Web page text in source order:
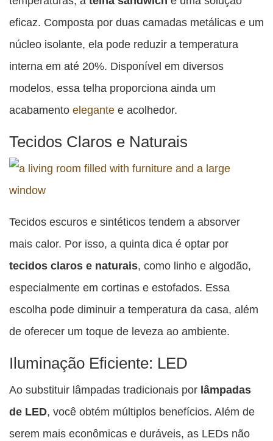
eficaz. Composta por duas camadas metálicas e um
núcleo isolante, ela pode reduzir a temperatura
interna em até 20%. Disponível em diversos
modelos, essa telha proporciona ainda um
acabamento elegante e acolhedor.
Tecidos Claros e Naturais
Tecidos escuros e sintéticos tendem a absorver
mais calor. Por isso, a quinta dica é optar por
tecidos claros e naturais, como linho e algodão,
especialmente em cortinas e estofados. Essa
escolha pode diminuir a temperatura da casa, além
de oferecer um toque de leveza ao ambiente.
Iluminação Eficiente: LED
Ao substituir lâmpadas tradicionais por lâmpadas
de LED, você obtém múltiplos benefícios. Além de
serem mais econômicas e duráveis, as LEDs não